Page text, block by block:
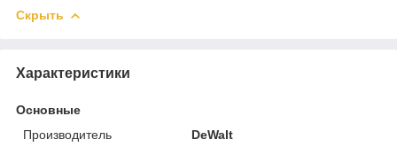
Скрыть
Характеристики
Основные
Производитель
DeWalt